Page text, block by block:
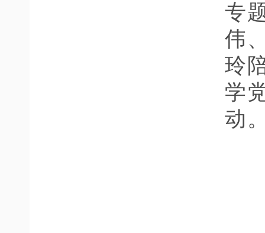
专
伟
玲
学
动